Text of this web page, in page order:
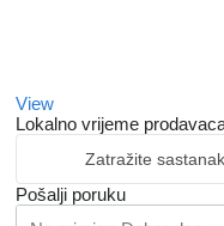
View
Lokalno vrijeme
Zatražite sastanak
Pošalji poruku